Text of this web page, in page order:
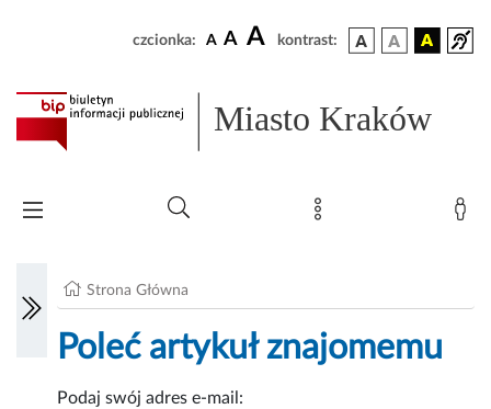
czcionka: A A A kontrast:
Miasto Kraków
Strona Główna
Poleć artykuł znajomemu
Podaj swój adres e-mail: